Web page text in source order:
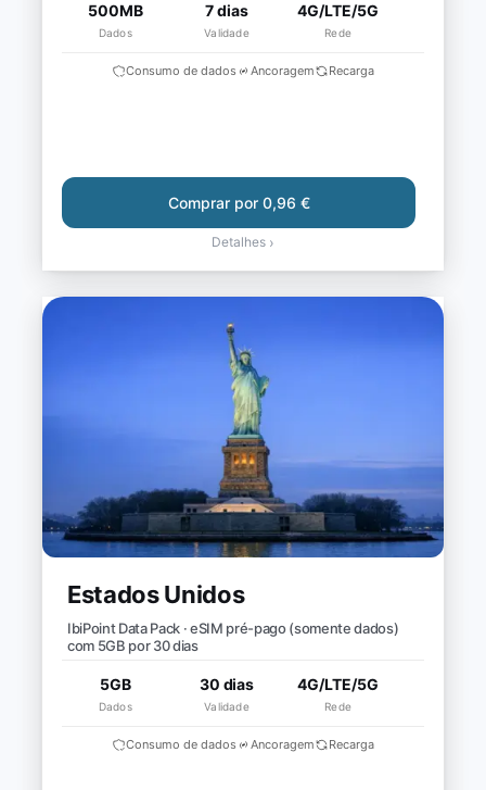
500MB
Dados
7 dias
Validade
4G/LTE/5G
Rede
Consumo de dados Ancoragem Recarga
Comprar por 0,96 €
Detalhes ›
Estados Unidos
IbiPoint Data Pack · eSIM pré-pago (somente dados)
com 5GB por 30 dias
5GB
Dados
30 dias
Validade
4G/LTE/5G
Rede
Consumo de dados Ancoragem Recarga